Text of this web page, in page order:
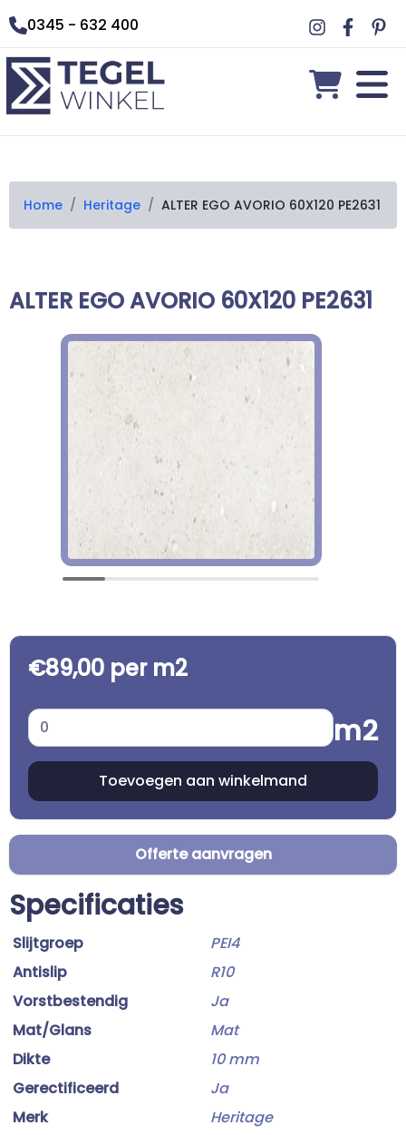
0345 - 632 400
Home / Heritage / ALTER EGO AVORIO 60X120 PE2631
ALTER EGO AVORIO 60X120 PE2631
€89,00 per m2
m2
Offerte aanvragen
Specificaties
Slijtgroep
PEI4
Antislip
R10
Vorstbestendig
Ja
Mat/Glans
Mat
Dikte
10 mm
Gerectificeerd
Ja
Merk
Heritage